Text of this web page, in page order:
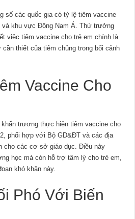
số các quốc gia có tỷ lệ tiêm vaccine
và khu vực Đông Nam Á. Thứ trưởng
việc tiêm vaccine cho trẻ em chính là
thiết của tiêm chủng trong bối cảnh
Vaccine Cho
trương thực hiện tiêm vaccine cho
phối hợp với Bộ GD&ĐT và các địa
cho các cơ sở giáo dục. Điều này
học mà còn hỗ trợ tâm lý cho trẻ em,
khó khăn này.
Phó Với Biến